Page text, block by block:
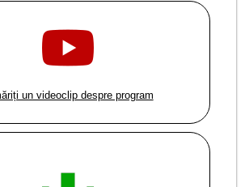
un videoclip despre program